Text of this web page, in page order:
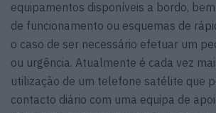
equipamentos disponíveis a bordo,
de funcionamento ou esquemas de
o caso de ser necessário efetuar um
ou urgência. Atualmente é cada vez
utilização de um telefone satélite que
contacto diário com uma equipa de